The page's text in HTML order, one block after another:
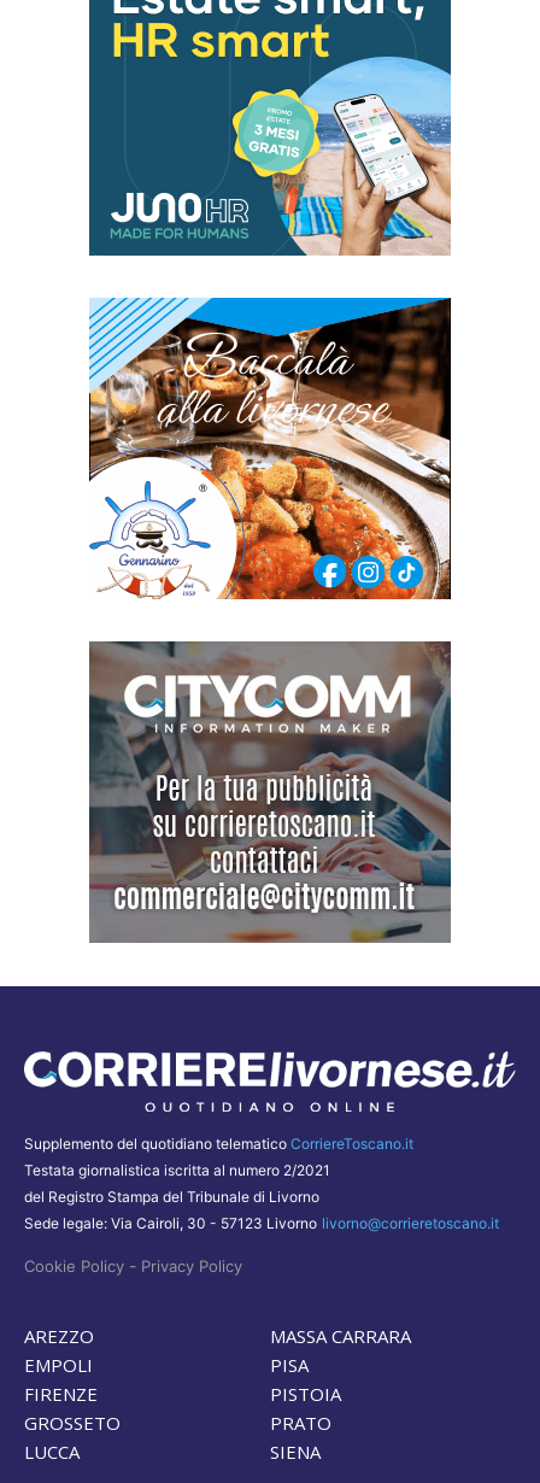
Supplemento del quotidiano telematico CorriereToscano.it
Testata giornalistica iscritta al numero 2/2021
del Registro Stampa del Tribunale di Livorno
Sede legale: Via Cairoli, 30 - 57123 Livorno livorno@corrieretoscano.it
Cookie Policy - Privacy Policy
AREZZO
EMPOLI
FIRENZE
GROSSETO
LUCCA
MASSA CARRARA
PISA
PISTOIA
PRATO
SIENA